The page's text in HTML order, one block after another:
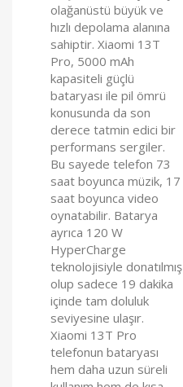
olağanüstü büyük ve
hızlı depolama alanına
sahiptir. Xiaomi 13T
Pro, 5000 mAh
kapasiteli güçlü
bataryası ile pil ömrü
konusunda da son
derece tatmin edici bir
performans sergiler.
Bu sayede telefon 73
saat boyunca müzik, 17
saat boyunca video
oynatabilir. Batarya
ayrıca 120 W
HyperCharge
teknolojisiyle donatılmış
olup sadece 19 dakika
içinde tam doluluk
seviyesine ulaşır.
Xiaomi 13T Pro
telefonun bataryası
hem daha uzun süreli